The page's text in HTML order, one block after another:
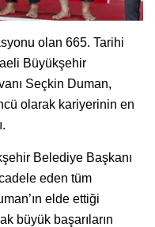
olan 665. Tarihi
Büyükşehir
Seçkin Duman,
olarak kariyerinin en
Belediye Başkanı
eden tüm
elde ettiği
büyük başarıların